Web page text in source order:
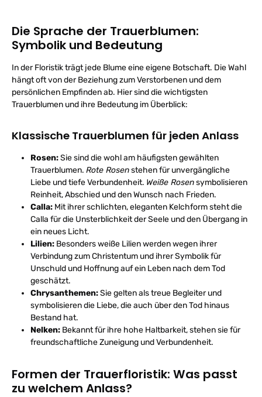
Die Sprache der Trauerblumen:
Symbolik und Bedeutung
In der Floristik trägt jede Blume eine eigene Botschaft. Die Wahl
hängt oft von der Beziehung zum Verstorbenen und dem
persönlichen Empfinden ab. Hier sind die wichtigsten
Trauerblumen und ihre Bedeutung im Überblick:
Klassische Trauerblumen für jeden Anlass
Rosen:Sie sind die wohl am häufigsten gewählten
Trauerblumen. Rote Rosenstehen für unvergängliche
Liebe und tiefe Verbundenheit. Weiße Rosensymbolisieren
Reinheit, Abschied und den Wunsch nach Frieden.
Calla: Mit ihrer schlichten, eleganten Kelchform steht die
Calla für die Unsterblichkeit der Seele und den Übergang in
ein neues Licht.
Lilien: Besonders weiße Lilien werden wegen ihrer
Verbindung zum Christentum und ihrer Symbolik für
Unschuld und Hoffnung auf ein Leben nach dem Tod
geschätzt.
Chrysanthemen:Sie gelten als treue Begleiter und
symbolisieren die Liebe, die auch über den Tod hinaus
Bestand hat.
Nelken: Bekannt für ihre hohe Haltbarkeit, stehen sie für
freundschaftliche Zuneigung und Verbundenheit.
Formen der Trauerfloristik: Was passt
zu welchem Anlass?